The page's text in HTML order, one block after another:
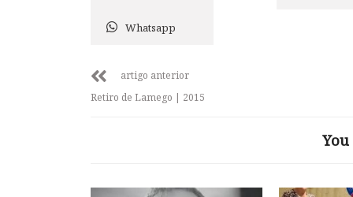
Whatsapp
artigo anterior
Retiro de Lamego | 2015